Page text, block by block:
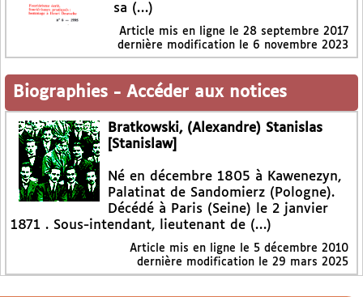
sa (…)
Article mis en ligne le 28 septembre 2017
dernière modification le 6 novembre 2023
Biographies - Accéder aux notices
Bratkowski, (Alexandre) Stanislas
[Stanislaw]
Né en décembre 1805 à Kawenezyn,
Palatinat de Sandomierz (Pologne).
Décédé à Paris (Seine) le 2 janvier
1871 . Sous-intendant, lieutenant de (…)
Article mis en ligne le 5 décembre 2010
dernière modification le 29 mars 2025